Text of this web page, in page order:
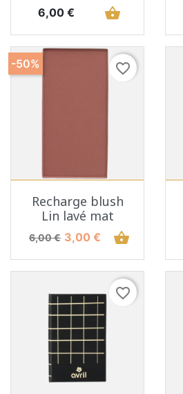
Prix
6,00 € shopping_basket
favorite_border
Recharge blush
Lin lavé mat
Prix de base
6,00 € Prix
3,00 € shopping_basket
-50%
favorite_border